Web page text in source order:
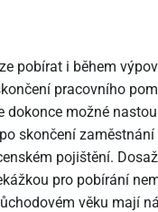
pobírat i během
pracovního
dokonce možné
skončení
pojištění.
pro pobírání
věku mají